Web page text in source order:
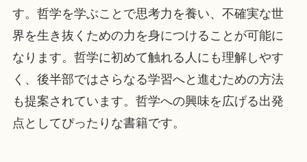
す。哲学を学ぶことで思考力を養い、不確実な世
界を生き抜くための力を身につけることが可能に
なります。哲学に初めて触れる人にも理解しやす
く、後半部ではさらなる学習へと進むための方法
も提案されています。哲学への興味を広げる出発
点としてぴったりな書籍です。